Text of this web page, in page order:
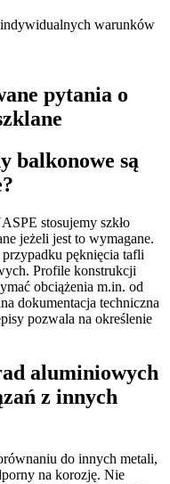
warunków
pytania o
balkonowe są
stosujemy szkło
jeżeli jest to wymagane.
pęknięcia tafli
Profile konstrukcji
obciążenia m.in. od
dokumentacja techniczna
pozwala na określenie
aluminiowych
z innych
do innych metali,
na korozję. Nie